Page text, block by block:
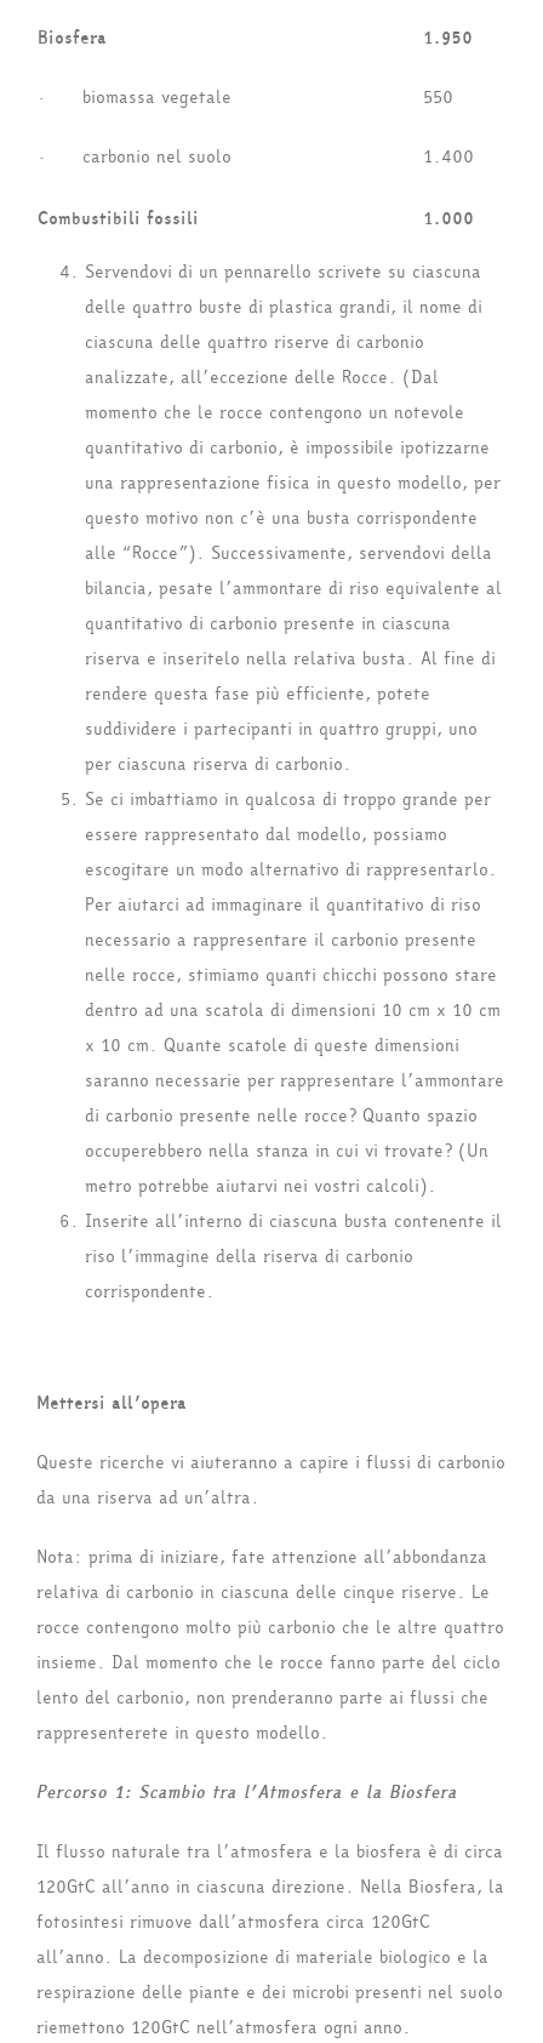
Biosfera
· biomassa vegetale
· carbonio nel suolo
1.950
550
1.400
Combustibili fossili 1.000
Servendovi di un pennarello scrivete su ciascuna
delle quattro buste di plastica grandi, il nome di
ciascuna delle quattro riserve di carbonio
analizzate, all’eccezione delle Rocce. (Dal
momento che le rocce contengono un notevole
quantitativo di carbonio, è impossibile ipotizzarne
una rappresentazione fisica in questo modello, per
questo motivo non c’è una busta corrispondente
alle “Rocce”). Successivamente, servendovi della
bilancia, pesate l’ammontare di riso equivalente al
quantitativo di carbonio presente in ciascuna
riserva e inseritelo nella relativa busta. Al fine di
rendere questa fase più efficiente, potete
suddividere i partecipanti in quattro gruppi, uno
per ciascuna riserva di carbonio.
Se ci imbattiamo in qualcosa di troppo grande per
essere rappresentato dal modello, possiamo
escogitare un modo alternativo di rappresentarlo.
Per aiutarci ad immaginare il quantitativo di riso
necessario a rappresentare il carbonio presente
nelle rocce, stimiamo quanti chicchi possono stare
dentro ad una scatola di dimensioni 10 cm x 10 cm
x 10 cm. Quante scatole di queste dimensioni
saranno necessarie per rappresentare l’ammontare
di carbonio presente nelle rocce? Quanto spazio
occuperebbero nella stanza in cui vi trovate? (Un
metro potrebbe aiutarvi nei vostri calcoli).
Inserite all’interno di ciascuna busta contenente il
riso l’immagine della riserva di carbonio
corrispondente.
Mettersi all’opera
Queste ricerche vi aiuteranno a capire i flussi di carbonio
da una riserva ad un’altra.
Nota: prima di iniziare, fate attenzione all’abbondanza
relativa di carbonio in ciascuna delle cinque riserve. Le
rocce contengono molto più carbonio che le altre quattro
insieme. Dal momento che le rocce fanno parte del ciclo
lento del carbonio, non prenderanno parte ai flussi che
rappresenterete in questo modello.
Percorso 1: Scambio tra l’Atmosfera e la Biosfera
Il flusso naturale tra l’atmosfera e la biosfera è di circa
120GtC all’anno in ciascuna direzione. Nella Biosfera, la
fotosintesi rimuove dall’atmosfera circa 120GtC
all’anno. La decomposizione di materiale biologico e la
respirazione delle piante e dei microbi presenti nel suolo
riemettono 120GtC nell’atmosfera ogni anno.